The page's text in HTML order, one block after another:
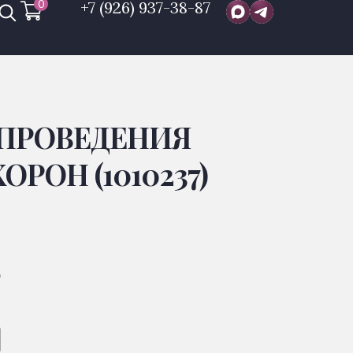
0 +7 (926) 937-38-87
(1010237)